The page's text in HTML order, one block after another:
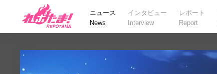
ニュース
News
インタビュー
Interview
レポート
Report